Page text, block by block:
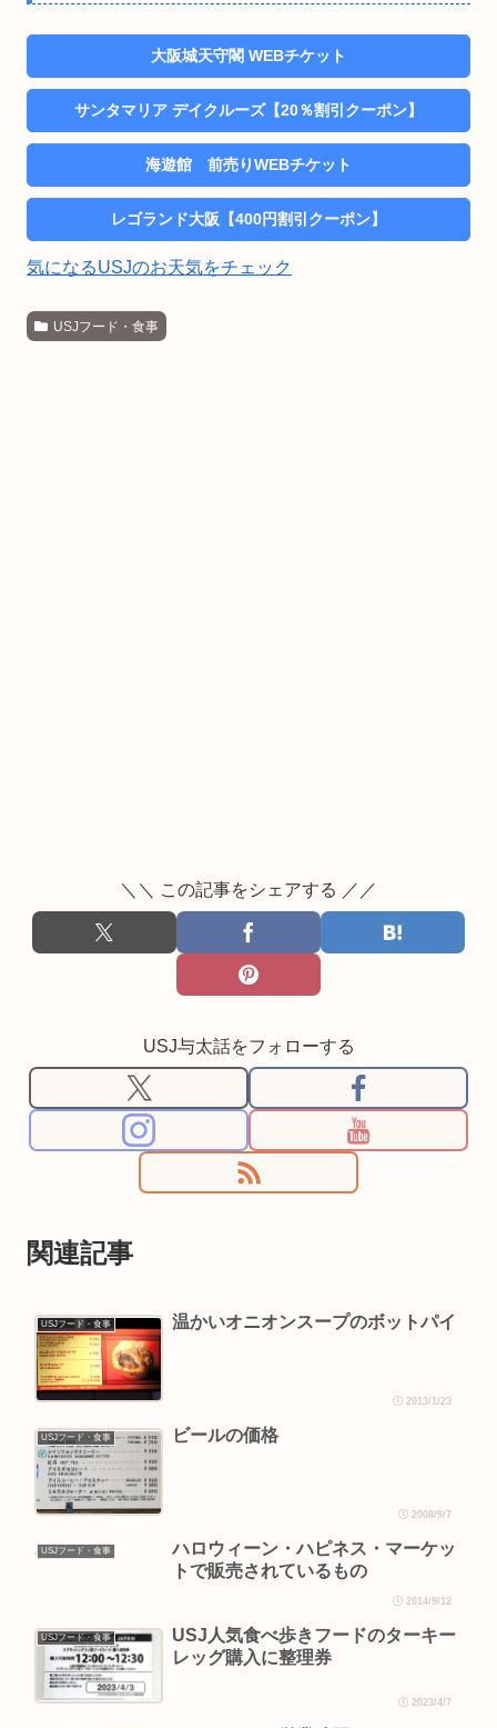
大阪城天守閣 WEBチケット
サンタマリア デイクルーズ【20％割引クーポン】
海遊館 前売りWEBチケット
レゴランド大阪【400円割引クーポン】
気になるUSJのお天気をチェック
USJフード・食事
＼＼ この記事をシェアする ／／
USJ与太話をフォローする
関連記事
USJフード・食事 温かいオニオンスープのボットパイ
2013/1/23
USJフード・食事 ビールの価格
2008/9/7
USJフード・食事
ハロウィーン・ハピネス・マーケッ
トで販売されているもの
2014/9/12
USJフード・食事
USJ人気食べ歩きフードのターキー
レッグ購入に整理券
2023/4/7